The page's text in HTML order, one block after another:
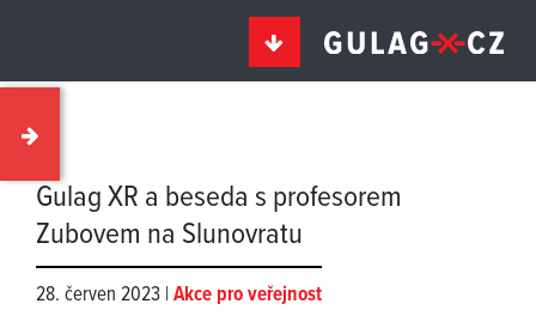
Gulag XR a beseda s profesorem
Zubovem na Slunovratu
28. červen 2023 | Akce pro veřejnost